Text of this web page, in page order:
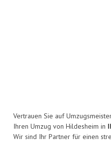
Vertrauen Sie auf
Ihren Umzug von Hildesheim in
Wir sind Ihr Partner für einen